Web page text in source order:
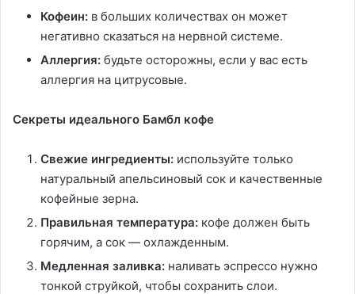
Кофеин: в больших количествах он может
негативно сказаться на нервной системе.
Аллергия: будьте осторожны, если у вас есть
аллергия на цитрусовые.
Секреты идеального Бамбл кофе
Свежие ингредиенты: используйте только
натуральный апельсиновый сок и качественные
кофейные зерна.
Правильная температура: кофе должен быть
горячим, а сок — охлажденным.
Медленная заливка: наливать эспрессо нужно
тонкой струйкой, чтобы сохранить слои.